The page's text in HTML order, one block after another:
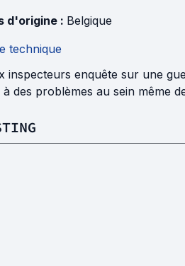
d'origine : Belgique
technique
inspecteurs enquête sur une
des problèmes au sein même